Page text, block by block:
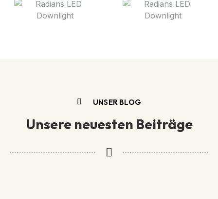
UNSER BLOG
Unsere neuesten Beiträge